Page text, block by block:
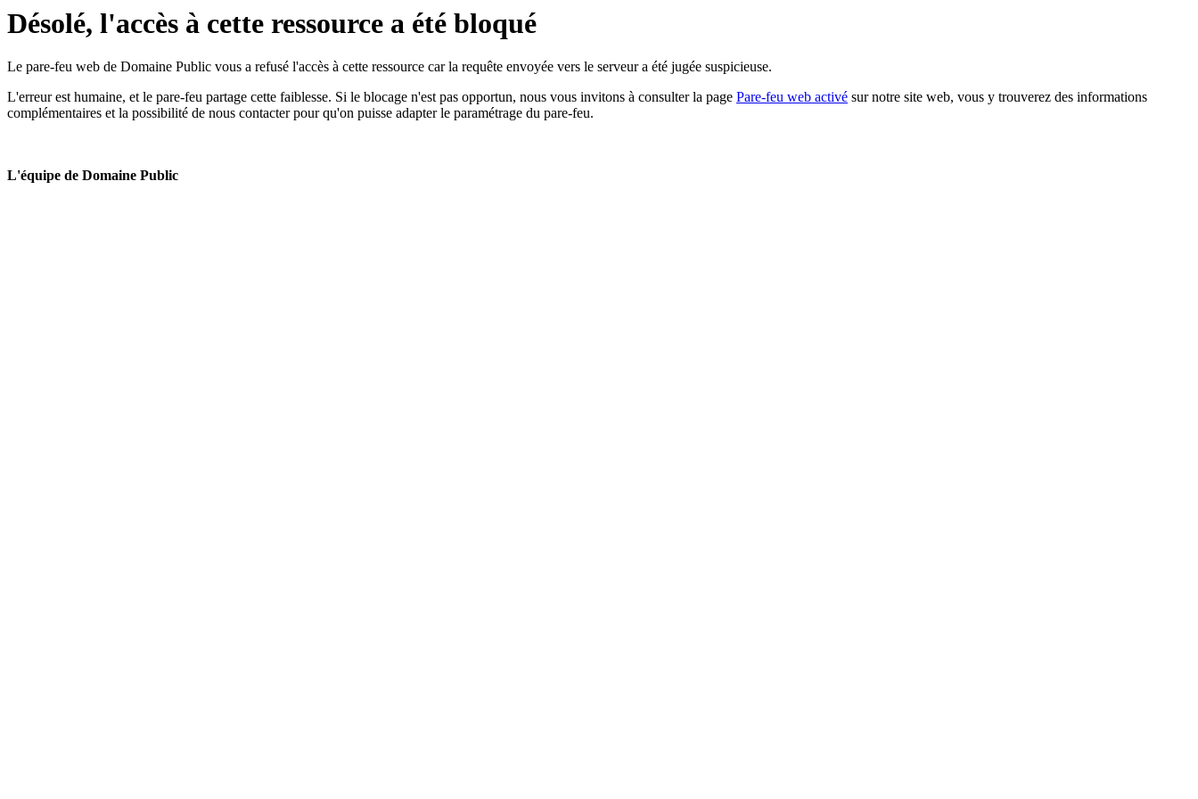
Désolé, l'accès à cette ressource a été bloqué
Le pare-feu web de Domaine Public vous a refusé l'accès à cette ressource car la requête envoyée vers le serveur a été jugée suspicieuse.
L'erreur est humaine, et le pare-feu partage cette faiblesse. Si le blocage n'est pas opportun, nous vous invitons à consulter la page Pare-feu web activé sur notre site web, vous y trouverez des informations
complémentaires et la possibilité de nous contacter pour qu'on puisse adapter le paramétrage du pare-feu.
L'équipe de Domaine Public